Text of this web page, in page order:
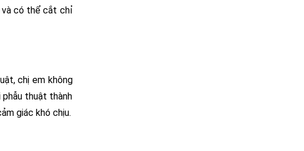
và có thể cắt chỉ
chị em không
thuật thành
giác khó chịu.